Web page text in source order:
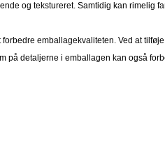
og tekstureret. Samtidig kan
emballagekvaliteten. Ved at
detaljerne i emballagen kan også